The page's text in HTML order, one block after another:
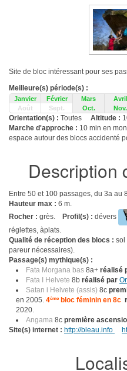
Site de bloc intéressant pour ses
Meilleure(s) période(s) :
Janvier Février Mars Avril
Août
Sept. Oct. Nov.
Orientation(s) : Toutes Altitude :
Marche d'approche : 10 min en
espace autour des blocs accidenté
Description
Entre 50 et 100 passages, du 3a au
Hauteur max : 6 m.
Rocher : grès. Profil(s) : dévers
réglettes, àplats.
Qualité de réception des blocs : sol
pareur nécessaires).
Passage(s) mythique(s) :
Fata Morgana bas 8a+ réalisé
Fata I Helvete 8b réalisé par
Satan i Helvete (assis) 8c
en 2005. 4èmebloc féminin en 8c
2020.
Angama 8c première
Site(s) internet : http://bleau.info